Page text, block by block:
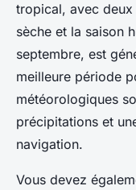
tropical, avec
sèche et la saison
septembre, est
meilleure période
météorologiques
précipitations et
navigation.
Vous devez